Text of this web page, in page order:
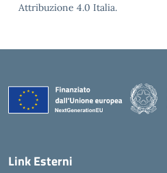
Attribuzione 4.0 Italia.
Link Esterni